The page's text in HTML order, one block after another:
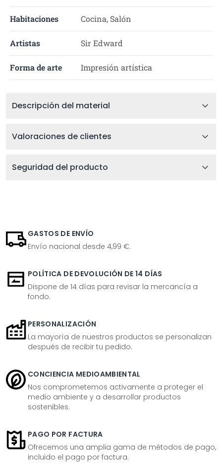
Habitaciones Cocina, Salón
Artistas Sir Edward
Forma de arte Impresión artística
Descripción del material
Valoraciones de clientes
Seguridad del producto
GASTOS DE ENVÍO
Envío nacional desde 4,99 €.
POLÍTICA DE DEVOLUCIÓN DE 14 DÍAS
Dispone de 14 días para revisar la mercancía a
fondo.
PERSONALIZACIÓN
La mayoría de nuestros productos se personalizan
después de recibir tu pedido.
CONCIENCIA MEDIOAMBIENTAL
Nos comprometemos activamente a proteger el
medio ambiente y a desarrollar productos
sostenibles.
PAGO POR FACTURA
Ofrecemos una amplia gama de métodos de pago,
incluido el pago por factura.